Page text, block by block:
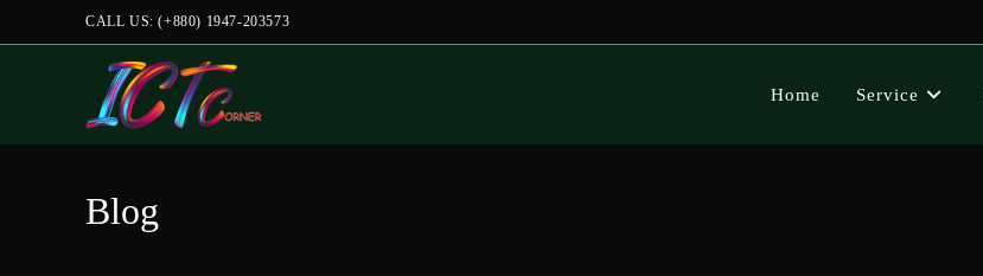
CALL US: (+880) 1947-203573
Home Service
Blog